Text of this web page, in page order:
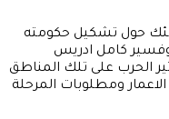
حول تشكيل حكومته
كامل ادريس
الحرب على تلك المناطق
ومطلوبات المرحلة